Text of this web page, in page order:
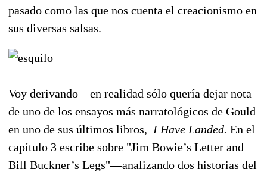
pasado como las que nos cuenta el creacionismo en
sus diversas salsas.
Voy derivando—en realidad sólo quería dejar nota
de uno de los ensayos más narratológicos de Gould
en uno de sus últimos libros, I Have Landed. En el
capítulo 3 escribe sobre "Jim Bowie’s Letter and
Bill Buckner’s Legs"—analizando dos historias del